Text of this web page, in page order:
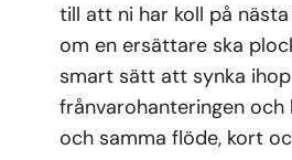
till att ni har koll på
om en ersättare ska
smart sätt att synka ihop
frånvarohanteringen
och samma flöde, kort